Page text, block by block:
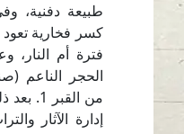
كسر فخارية
فترة أم النار،
الحجر الناعم
من القبر
إدارة الآثار